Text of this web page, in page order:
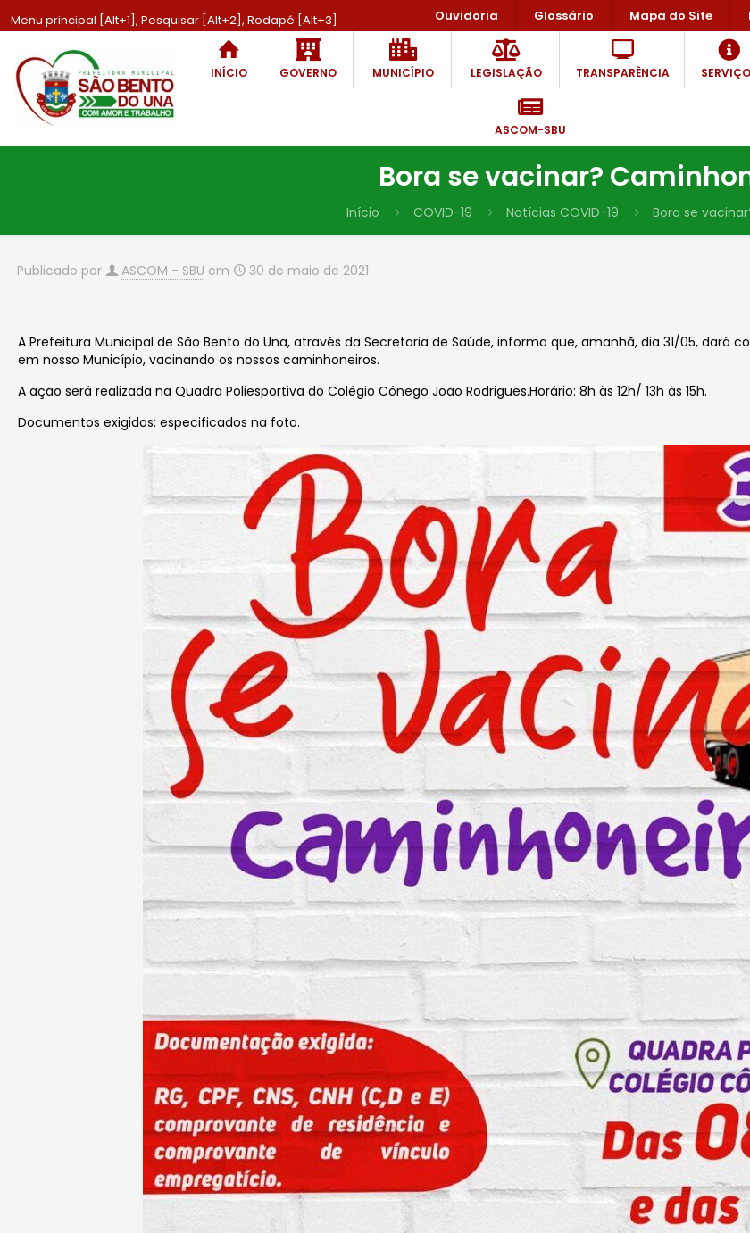
Menu principal [Alt+1], Pesquisar [Alt+2], Rodapé [Alt+3] Ouvidoria Glossário Mapa do Site
INÍCIO GOVERNO MUNICÍPIO LEGISLAÇÃO TRANSPARÊNCIA
ASCOM-SBU
Bora se vacinar?
Início COVID-19 Notícias COVID-19 Bora se
Publicado por ASCOM - SBU em 30 de maio de 2021
A Prefeitura Municipal de São Bento do Una, através da Secretaria de Saúde, informa que, amanhã, dia 31/05,
em nosso Município, vacinando os nossos caminhoneiros.
A ação será realizada na Quadra Poliesportiva do Colégio Cônego João Rodrigues.Horário: 8h às 12h/ 13h às 15h.
Documentos exigidos: especificados na foto.